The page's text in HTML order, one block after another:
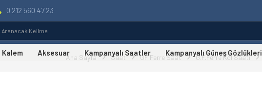
0 212 560 47 23
Kalem Aksesuar Kampanyalı Saatler Kampanyalı Güneş Gözlükleri
Ana Sayfa Saat GF Ferre Saat G.F.Ferre Kol Saati